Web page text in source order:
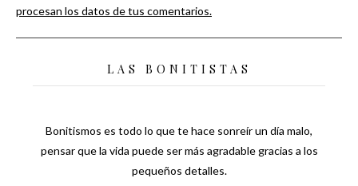
procesan los datos de tus comentarios.
LAS BONITISTAS
Bonitismos es todo lo que te hace sonreír un día malo,
pensar que la vida puede ser más agradable gracias a los
pequeños detalles.